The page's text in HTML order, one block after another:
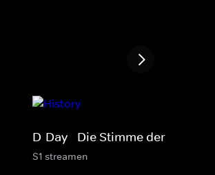
D-Day - Die Stimme der
S1 streamen